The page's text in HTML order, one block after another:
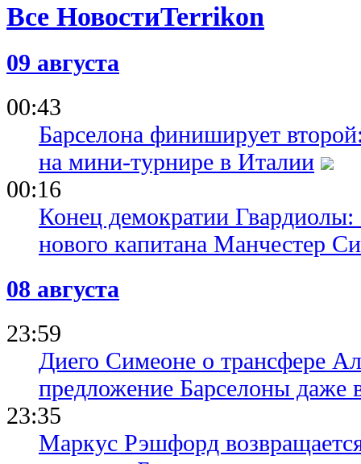
Все Новости
09 августа
00:43
Барселона финиширует
на мини-турнире в Италии
00:16
Конец демократии
нового капитана Манчестер
08 августа
23:59
Диего Симеоне о трансфере
предложение Барселоны даже
23:35
Маркус Рэшфорд